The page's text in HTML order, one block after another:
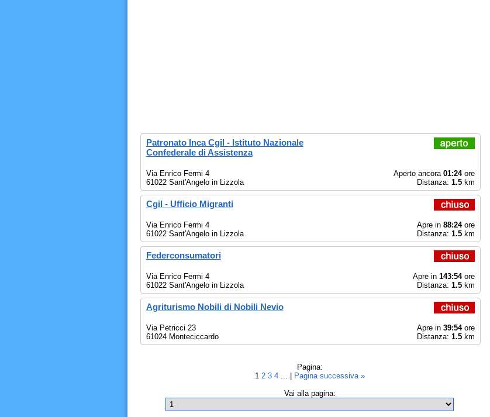
Patronato Inca Cgil - Istituto Nazionale
Confederale di Assistenza
Via Enrico Fermi 4
61022 Sant'Angelo in Lizzola
Aperto ancora 01:24ore
Distanza: 1.5km
Cgil - Ufficio Migranti
Via Enrico Fermi 4
61022 Sant'Angelo in Lizzola
Apre in 88:24ore
Distanza: 1.5km
Federconsumatori
Via Enrico Fermi 4
61022 Sant'Angelo in Lizzola
Apre in 143:54ore
Distanza: 1.5km
Agriturismo Nobili di Nobili Nevio
Via Petricci 23
61024 Monteciccardo
Apre in 39:54ore
Distanza: 1.5km
Pagina:
1 2 3 4 ... |
Pagina successiva »
Vai alla pagina: